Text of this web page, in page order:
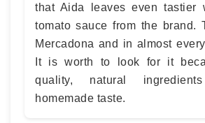
that Aida leaves even tastier
tomato sauce from the brand.
Mercadona and in almost
It is worth to look for it
quality, natural
homemade taste.